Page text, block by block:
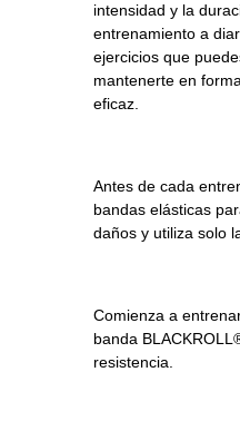
intensidad y la
entrenamiento a
ejercicios que
mantenerte en
eficaz.
Antes de cada
bandas elásticas
daños y utiliza solo
Comienza a
banda
resistencia.